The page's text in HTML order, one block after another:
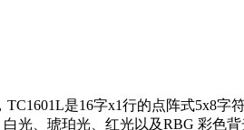
是16字x1行的点阵式5x8
、琥珀光、红光以及RBG 彩色背